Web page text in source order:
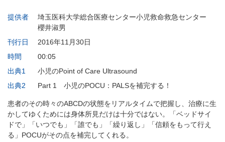
提供者
埼玉医科大学総合医療センター小児救命救急センター
櫻井淑男
刊行日
2016年11月30日
時間
00:05
出典1
小児のPoint of Care Ultrasound
出典2
Part 1 小児のPOCU：PALSを補完する！
患者のその時々のABCDの状態をリアルタイムで把握し、治療に生
かしてゆくためには身体所見だけは十分ではない。「ベッドサイ
ドで」「いつでも」「誰でも」「繰り返し」「信頼をもって行え
る」POCUがその点を補完してくれる。